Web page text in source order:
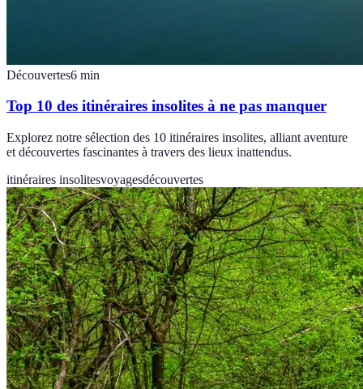
Découvertes6 min
Top 10 des itinéraires insolites à ne pas manquer
Explorez notre sélection des 10 itinéraires insolites, alliant aventure
et découvertes fascinantes à travers des lieux inattendus.
itinéraires insolitesvoyagesdécouvertes